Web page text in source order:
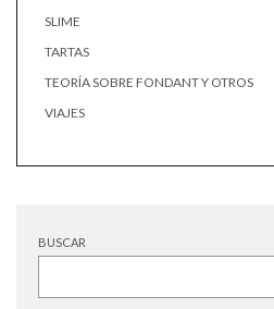
SLIME
TARTAS
TEORÍA SOBRE FONDANT Y OTROS
VIAJES
BUSCAR